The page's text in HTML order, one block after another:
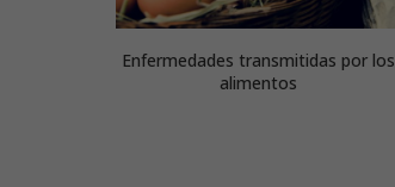
Enfermedades transmitidas por los
alimentos